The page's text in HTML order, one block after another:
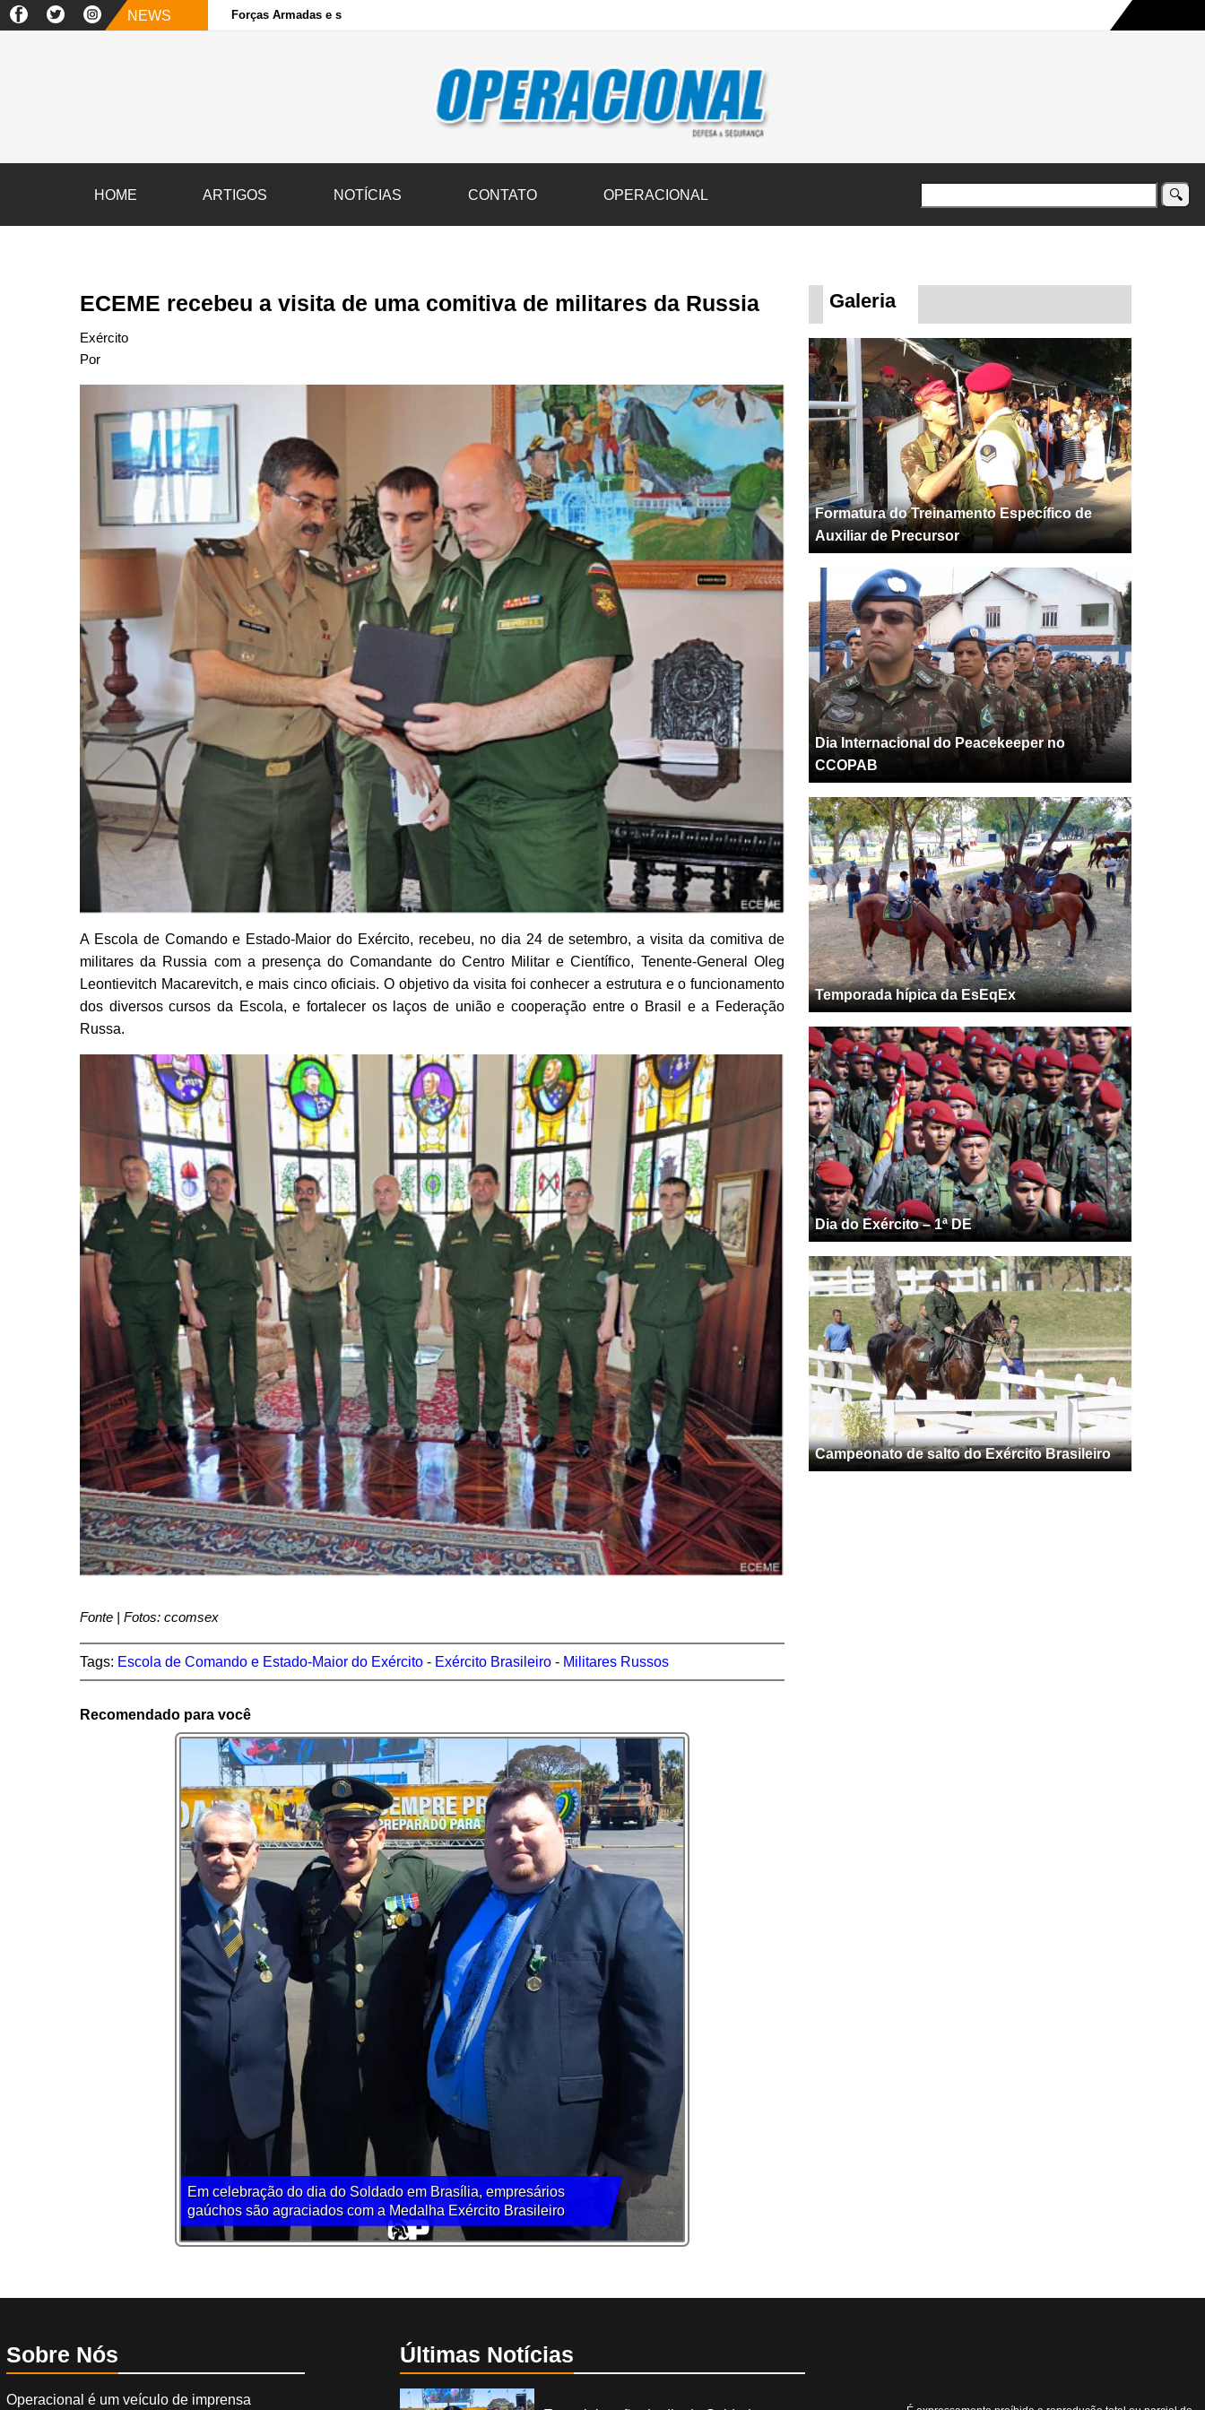
NEWS Forças Armadas e sociedade civil transportam 3,6 mil toneladas de donativos ao Rio Grande do Sul na maior campanha humanitária já registrada no país
HOME ARTIGOS NOTÍCIAS CONTATO OPERACIONAL
ECEME recebeu a visita de uma comitiva de militares da Russia
Exército
Por
A Escola de Comando e Estado-Maior do Exército, recebeu, no dia 24 de setembro, a visita da comitiva de
militares da Russia com a presença do Comandante do Centro Militar e Científico, Tenente-General Oleg
Leontievitch Macarevitch, e mais cinco oficiais. O objetivo da visita foi conhecer a estrutura e o funcionamento
dos diversos cursos da Escola, e fortalecer os laços de união e cooperação entre o Brasil e a Federação
Russa.
Fonte | Fotos: ccomsex
Tags: Escola de Comando e Estado-Maior do Exército- Exército Brasileiro- Militares Russos
Recomendado para você
Em celebração do dia do Soldado em Brasília, empresários
gaúchos são agraciados com a Medalha Exército Brasileiro
Galeria
Formatura do Treinamento Específico de
Auxiliar de Precursor
Dia Internacional do Peacekeeper no
CCOPAB
Temporada hípica da EsEqEx
Dia do Exército – 1ª DE
Campeonato de salto do Exército Brasileiro
Sobre Nós
Operacional é um veículo de imprensa
Últimas Notícias